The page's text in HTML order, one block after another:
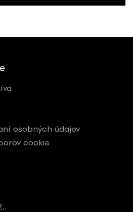
osobných údajov
cookie